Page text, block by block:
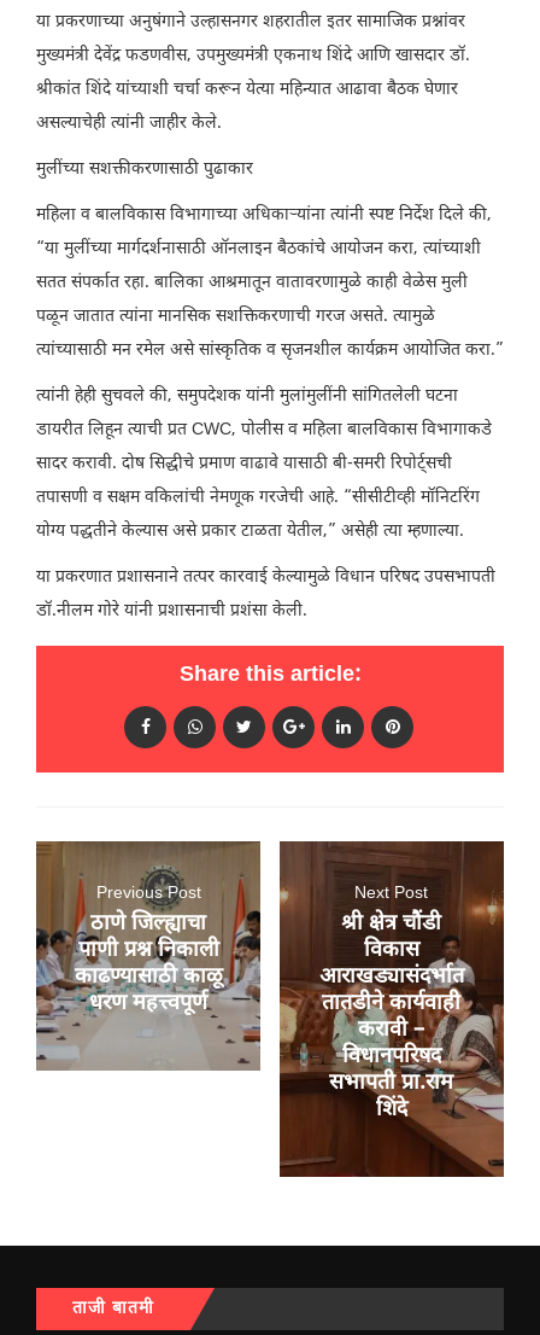
या प्रकरणाच्या अनुषंगाने उल्हासनगर शहरातील इतर सामाजिक प्रश्नांवर
मुख्यमंत्री देवेंद्र फडणवीस, उपमुख्यमंत्री एकनाथ शिंदे आणि खासदार डॉ.
श्रीकांत शिंदे यांच्याशी चर्चा करून येत्या महिन्यात आढावा बैठक घेणार
असल्याचेही त्यांनी जाहीर केले.
मुलींच्या सशक्तीकरणासाठी पुढाकार
महिला व बालविकास विभागाच्या अधिकाऱ्यांना त्यांनी स्पष्ट निर्देश दिले की,
“या मुलींच्या मार्गदर्शनासाठी ऑनलाइन बैठकांचे आयोजन करा, त्यांच्याशी
सतत संपर्कात रहा. बालिका आश्रमातून वातावरणामुळे काही वेळेस मुली
पळून जातात त्यांना मानसिक सशक्तिकरणाची गरज असते. त्यामुळे
त्यांच्यासाठी मन रमेल असे सांस्कृतिक व सृजनशील कार्यक्रम आयोजित करा.”
त्यांनी हेही सुचवले की, समुपदेशक यांनी मुलांमुलींनी सांगितलेली घटना
डायरीत लिहून त्याची प्रत CWC, पोलीस व महिला बालविकास विभागाकडे
सादर करावी. दोष सिद्धीचे प्रमाण वाढावे यासाठी बी-समरी रिपोर्ट्सची
तपासणी व सक्षम वकिलांची नेमणूक गरजेची आहे. “सीसीटीव्ही मॉनिटरिंग
योग्य पद्धतीने केल्यास असे प्रकार टाळता येतील,” असेही त्या म्हणाल्या.
या प्रकरणात प्रशासनाने तत्पर कारवाई केल्यामुळे विधान परिषद उपसभापती
डॉ.नीलम गोरे यांनी प्रशासनाची प्रशंसा केली.
Share this article:
Previous Post
ठाणे जिल्ह्याचा
पाणी प्रश्न निकाली
काढण्यासाठी काळू
धरण महत्त्वपूर्ण
Next Post
श्री क्षेत्र चौंडी
विकास
आराखड्यासंदर्भात
तातडीने कार्यवाही
करावी –
विधानपरिषद
सभापती प्रा.राम
शिंदे
ताजी बातमी